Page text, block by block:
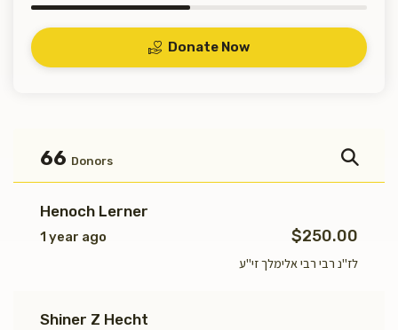
Donate Now
66 Donors
Henoch Lerner
1 year ago $250.00
לז"נ רבי רבי אלימלך זי"ע
Shiner Z Hecht